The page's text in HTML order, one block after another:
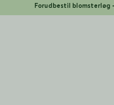
Forudbestil blomsterløg